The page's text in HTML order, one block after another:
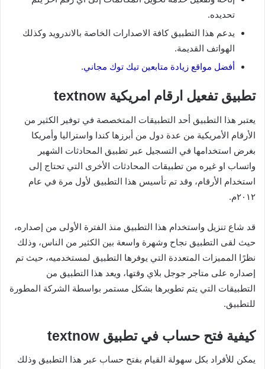
تحديده.
يدعم هذا التطبيق كافة الاصدارات الخاصة بالاندرويد وكذلك
الهواتف القديمة.
أفضل مواقع زيادة متابعين تيك توك مجاني.
تطبيق تفعيل ارقام امريكية textnow
يعتبر هذا التطبيق أحد التطبيقات المتخصصة في توفير الكثير من
الأرقام الأمريكية من عدة دول من أبرزها كندا واستراليا وأمريكا
بغرض استخدامها في التسجيل عبر تطبيق المحادثات الشهير
واتساب او غيره من تطبيقات المحادثات الأخرى التي تحتاج إلى
استخدام الأرقام، وقد تم تأسيس هذا التطبيق لأول مرة في عام
٢٠١٢م.
قد شاع تنزيل واستخدام هذا التطبيق منذ الفترة الأولى من إصداره،
حيث لقى التطبيق نجاح وشهرة واسعة بين الكثير من الناس، وذلك
نظرًا المميزات المتعددة التي يوفرها التطبيق لمستخدميه، حيث تم
إصداره على متاجر جوجل بلاي وقتها، ويعد هذا التطبيق من
التطبيقات التي يتم تطويرها بشكل مستمر بواسطة الشركة المطورة
للتطبيق.
كيفية فتح حساب في تطبيق textnow
يمكن للأفراد بكل سهولة القيام بفتح حساب عبر هذا التطبيق وذلك